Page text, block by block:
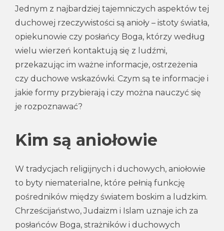
Jednym z najbardziej tajemniczych aspektów tej
duchowej rzeczywistości są anioły – istoty światła,
opiekunowie czy posłańcy Boga, którzy według
wielu wierzeń kontaktują się z ludźmi,
przekazując im ważne informacje, ostrzeżenia
czy duchowe wskazówki. Czym są te informacje i
jakie formy przybierają i czy można nauczyć się
je rozpoznawać?
Kim są aniołowie
W tradycjach religijnych i duchowych, aniołowie
to byty niematerialne, które pełnią funkcję
pośredników między światem boskim a ludzkim.
Chrześcijaństwo, Judaizm i Islam uznaje ich za
posłańców Boga, strażników i duchowych